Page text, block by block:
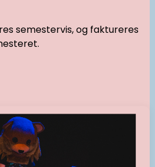
semestervis, og faktureres